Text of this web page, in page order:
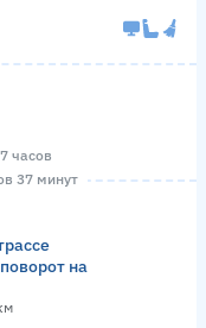
часов
37 минут
на